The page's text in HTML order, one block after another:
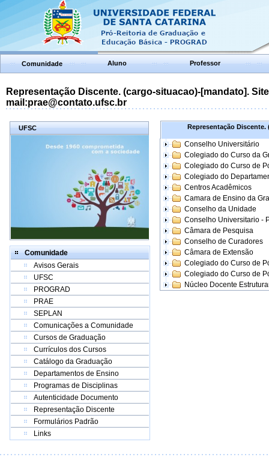
Comunidade Aluno Professor
Representação Discente. (cargo-situacao)-[mandato].
mail:prae@contato.ufsc.br
UFSC
Comunidade
Avisos Gerais
UFSC
PROGRAD
PRAE
SEPLAN
Comunicações a Comunidade
Cursos de Graduação
Currículos dos Cursos
Catálogo da Graduação
Departamentos de Ensino
Programas de Disciplinas
Autenticidade Documento
Representação Discente
Formulários Padrão
Links
Representação Discente.
Conselho Universitário
Colegiado do Curso da
Colegiado do Curso de
Colegiado do
Centros Acadêmicos
Camara de Ensino da
Conselho da Unidade
Conselho Universitario -
Câmara de Pesquisa
Conselho de Curadores
Câmara de Extensão
Colegiado do Curso de
Colegiado do Curso de
Núcleo Docente